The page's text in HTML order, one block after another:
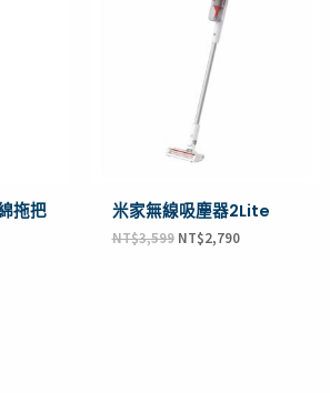
拖把 米家無線吸塵器2Lite
NT$3,599
NT$3,599。
NT$2,790